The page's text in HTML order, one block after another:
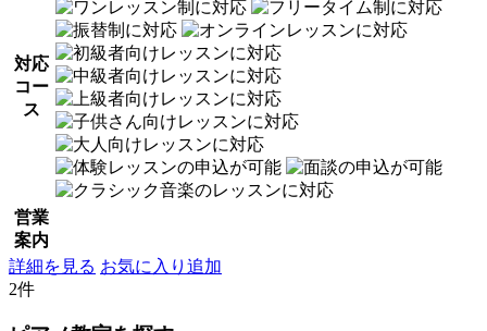
対応
コー
ス
営業
案内
詳細を見る お気に入り追加
2件